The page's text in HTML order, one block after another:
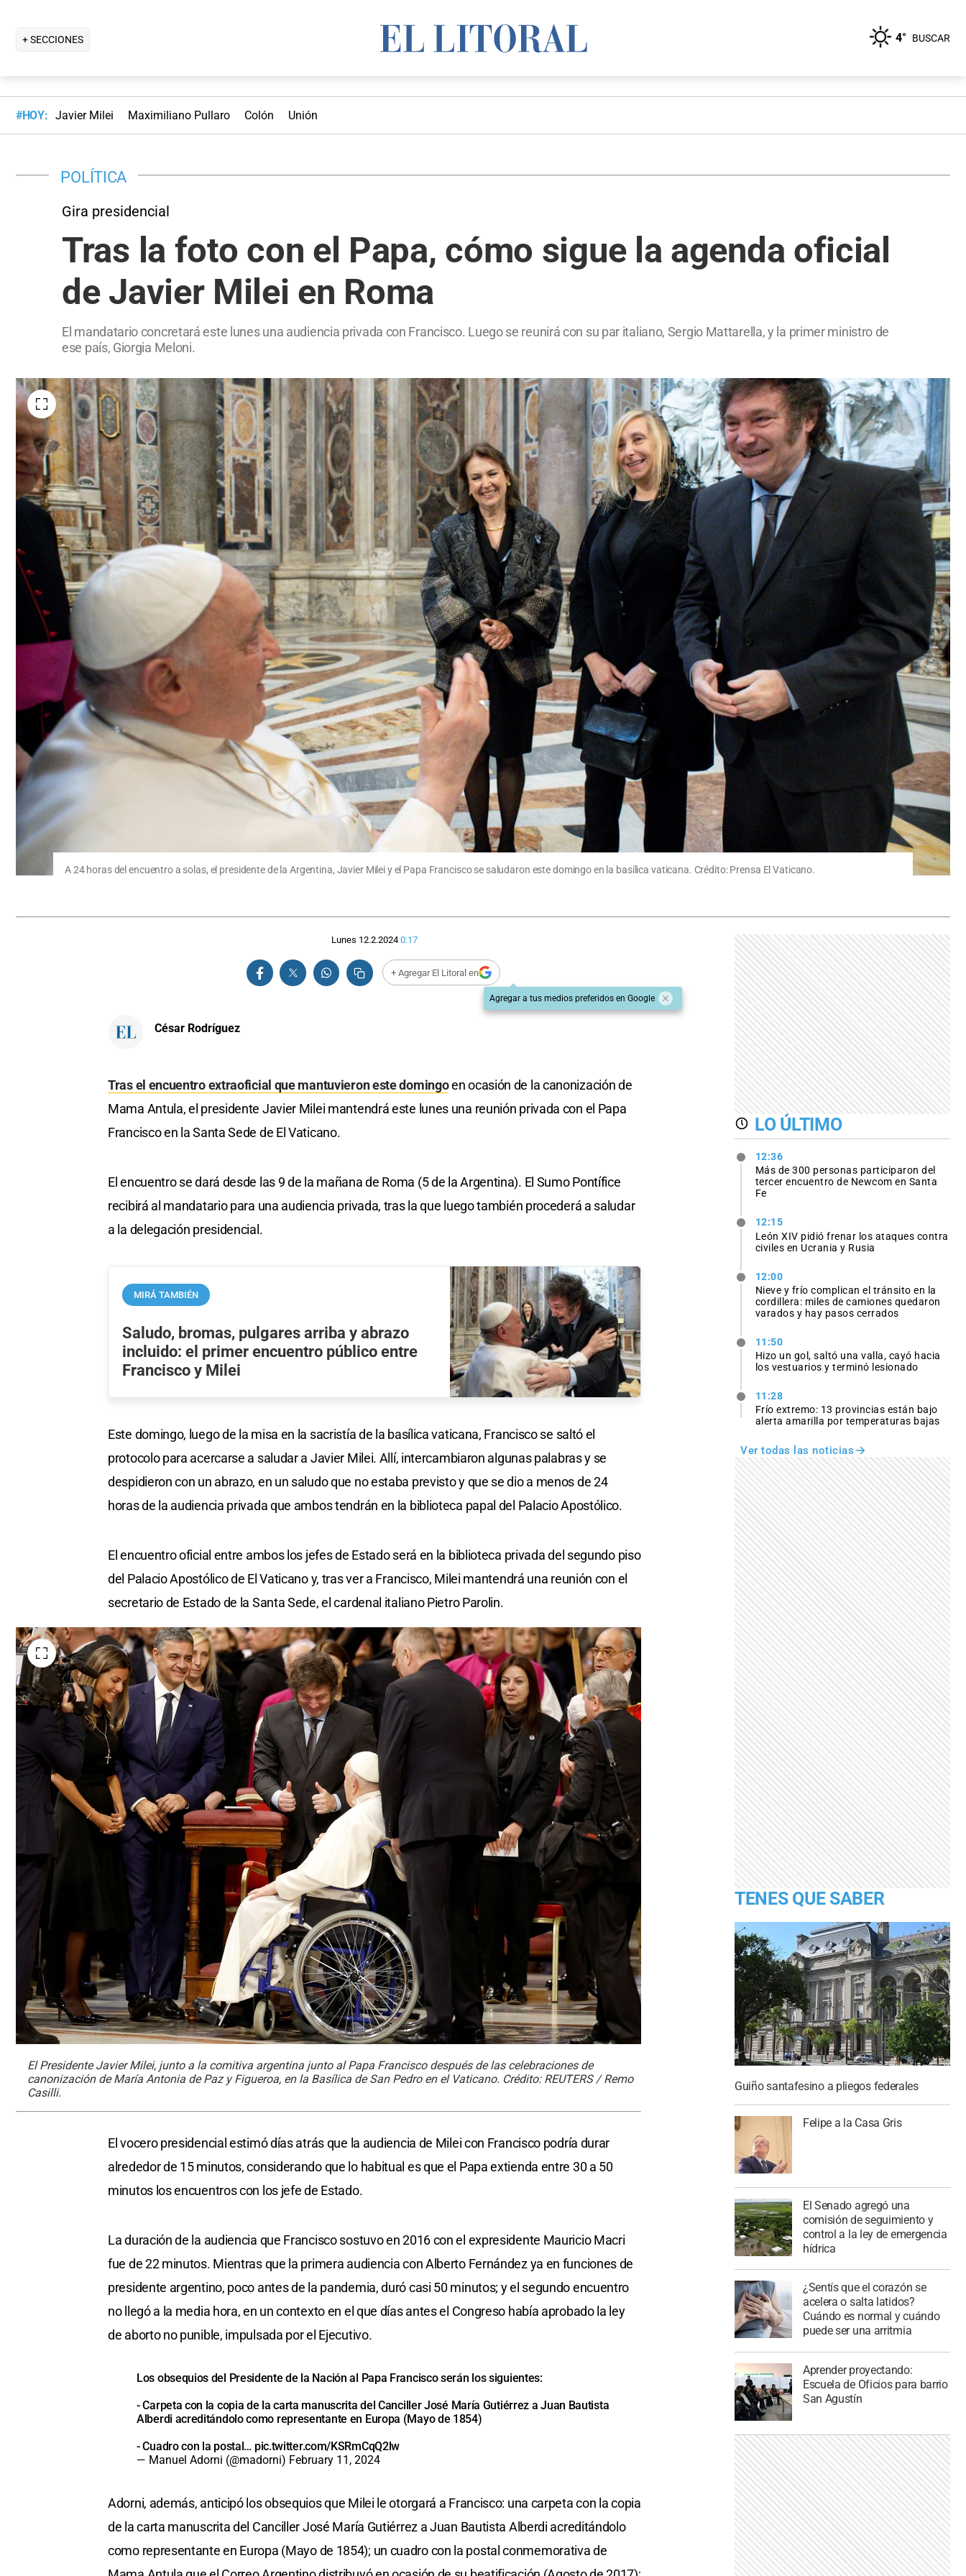
+ SECCIONES 4° BUSCAR
#HOY: Javier Milei Maximiliano Pullaro Colón Unión
POLÍTICA
Gira presidencial
Tras la foto con el Papa, cómo sigue la agenda oficial
de Javier Milei en Roma
El mandatario concretará este lunes una audiencia privada con Francisco. Luego se reunirá con su par italiano, Sergio Mattarella, y la primer ministro de
ese país, Giorgia Meloni.
A 24 horas del encuentro a solas, el presidente de la Argentina, Javier Milei y el Papa Francisco se saludaron este domingo en la basílica vaticana. Crédito: Prensa El Vaticano.
Lunes 12.2.2024 0:17
+ Agregar El Litoral en
Agregar a tus medios preferidos en Google
César Rodríguez
Tras el encuentro extraoficial que mantuvieron este domingoen ocasión de la canonización de
Mama Antula, el presidente Javier Milei mantendrá este lunes una reunión privada con el Papa
Francisco en la Santa Sede de El Vaticano.
El encuentro se dará desde las 9 de la mañana de Roma (5 de la Argentina). El Sumo Pontífice
recibirá al mandatario para una audiencia privada, tras la que luego también procederá a saludar
a la delegación presidencial.
MIRÁ TAMBIÉN
Saludo, bromas, pulgares arriba y abrazo
incluido: el primer encuentro público entre
Francisco y Milei
Este domingo, luego de la misa en la sacristía de la basílica vaticana, Francisco se saltó el
protocolo para acercarse a saludar a Javier Milei. Allí, intercambiaron algunas palabras y se
despidieron con un abrazo, en un saludo que no estaba previsto y que se dio a menos de 24
horas de la audiencia privada que ambos tendrán en la biblioteca papal del Palacio Apostólico.
El encuentro oficial entre ambos los jefes de Estado será en la biblioteca privada del segundo piso
del Palacio Apostólico de El Vaticano y, tras ver a Francisco, Milei mantendrá una reunión con el
secretario de Estado de la Santa Sede, el cardenal italiano Pietro Parolin.
El Presidente Javier Milei, junto a la comitiva argentina junto al Papa Francisco después de las celebraciones de
canonización de María Antonia de Paz y Figueroa, en la Basílica de San Pedro en el Vaticano. Crédito: REUTERS / Remo
Casilli.
El vocero presidencial estimó días atrás que la audiencia de Milei con Francisco podría durar
alrededor de 15 minutos, considerando que lo habitual es que el Papa extienda entre 30 a 50
minutos los encuentros con los jefe de Estado.
La duración de la audiencia que Francisco sostuvo en 2016 con el expresidente Mauricio Macri
fue de 22 minutos. Mientras que la primera audiencia con Alberto Fernández ya en funciones de
presidente argentino, poco antes de la pandemia, duró casi 50 minutos; y el segundo encuentro
no llegó a la media hora, en un contexto en el que días antes el Congreso había aprobado la ley
de aborto no punible, impulsada por el Ejecutivo.
Los obsequios del Presidente de la Nación al Papa Francisco serán los siguientes:
- Carpeta con la copia de la carta manuscrita del Canciller José María Gutiérrez a Juan Bautista
Alberdi acreditándolo como representante en Europa (Mayo de 1854)
- Cuadro con la postal… pic.twitter.com/KSRmCqQ2lw
— Manuel Adorni (@madorni) February 11, 2024
Adorni, además, anticipó los obsequios que Milei le otorgará a Francisco: una carpeta con la copia
de la carta manuscrita del Canciller José María Gutiérrez a Juan Bautista Alberdi acreditándolo
como representante en Europa (Mayo de 1854); un cuadro con la postal conmemorativa de
LO ÚLTIMO
12:36
Más de 300 personas participaron del
tercer encuentro de Newcom en Santa
Fe
12:15
León XIV pidió frenar los ataques contra
civiles en Ucrania y Rusia
12:00
Nieve y frío complican el tránsito en la
cordillera: miles de camiones quedaron
varados y hay pasos cerrados
11:50
Hizo un gol, saltó una valla, cayó hacia
los vestuarios y terminó lesionado
11:28
Frío extremo: 13 provincias están bajo
alerta amarilla por temperaturas bajas
Ver todas las noticias
TENES QUE SABER
Guiño santafesino a pliegos federales
Felipe a la Casa Gris
El Senado agregó una
comisión de seguimiento y
control a la ley de emergencia
hídrica
¿Sentís que el corazón se
acelera o salta latidos?
Cuándo es normal y cuándo
puede ser una arritmia
Aprender proyectando:
Escuela de Oficios para barrio
San Agustín